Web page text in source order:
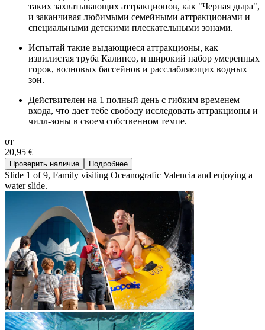
таких захватывающих аттракционов, как "Черная дыра",
и заканчивая любимыми семейными аттракционами и
специальными детскими плескательными зонами.
Испытай такие выдающиеся аттракционы, как
извилистая труба Калипсо, и широкий набор умеренных
горок, волновых бассейнов и расслабляющих водных
зон.
Действителен на 1 полный день с гибким временем
входа, что дает тебе свободу исследовать аттракционы и
чилл-зоны в своем собственном темпе.
от
20,95 €
Проверить наличие Подробнее
Slide 1 of 9, Family visiting Oceanografic Valencia and enjoying a
water slide.